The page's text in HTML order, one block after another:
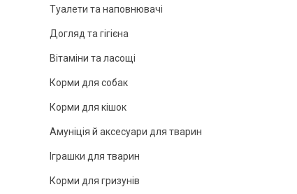
Туалети та наповнювачі
Догляд та гігієна
Вітаміни та ласощі
Корми для собак
Корми для кішок
Амуніція й аксесуари для тварин
Іграшки для тварин
Корми для гризунів